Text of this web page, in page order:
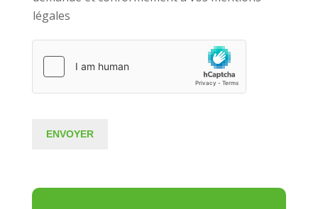
légales
ENVOYER